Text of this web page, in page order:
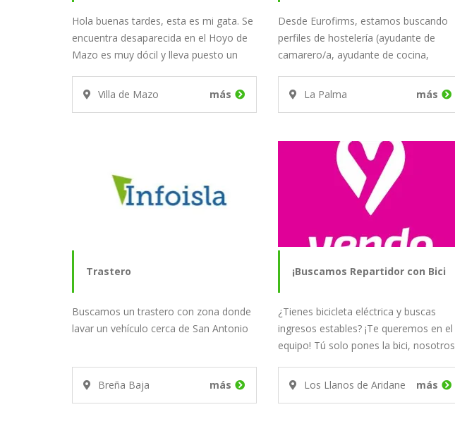
Hola buenas tardes, esta es mi gata. Se
encuentra desaparecida en el Hoyo de
Mazo es muy dócil y lleva puesto un
Villa de Mazo
más
AYUDANTES DE CAMARERO PARA
UN HOTEL EN…
Desde Eurofirms, estamos buscando
perfiles de hostelería (ayudante de
camarero/a, ayudante de cocina,
La Palma
más
Trastero
Buscamos un trastero con zona donde
lavar un vehículo cerca de San Antonio
Breña Baja más
¡Buscamos Repartidor con Bici
Eléctrica propia!
¿Tienes bicicleta eléctrica y buscas
ingresos estables? ¡Te queremos en el
equipo! Tú solo pones la bici, nosotros
Los Llanos de Aridane
más